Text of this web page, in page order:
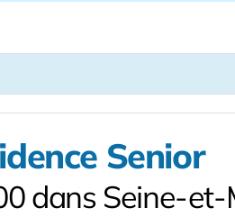
Senior
dans Seine-